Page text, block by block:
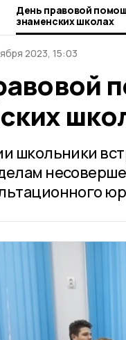
День правовой
знаменских школах
2023, 15:03
школьники